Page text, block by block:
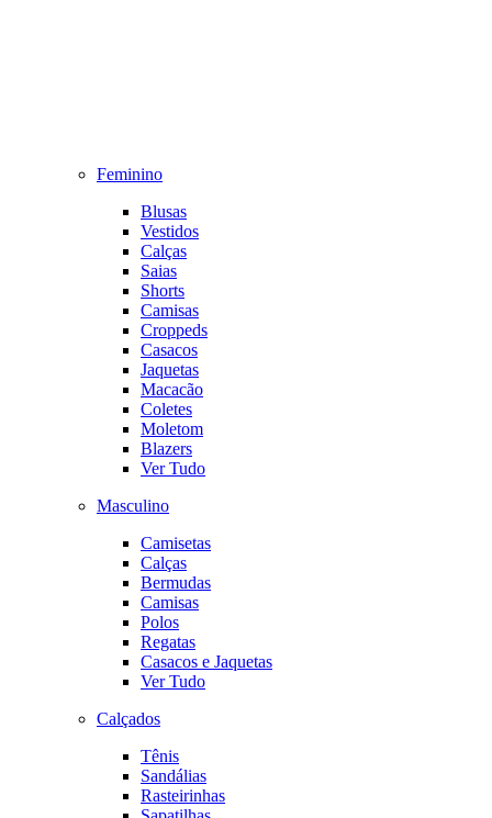
Feminino
Blusas
Vestidos
Calças
Saias
Shorts
Camisas
Croppeds
Casacos
Jaquetas
Macacão
Coletes
Moletom
Blazers
Ver Tudo
Masculino
Camisetas
Calças
Bermudas
Camisas
Polos
Regatas
Casacos e Jaquetas
Ver Tudo
Calçados
Tênis
Sandálias
Rasteirinhas